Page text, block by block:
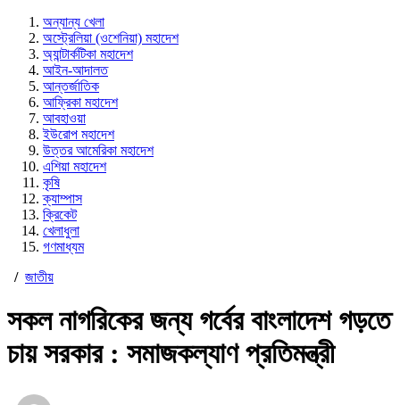
অন্যান্য খেলা
অস্ট্রেলিয়া (ওশেনিয়া) মহাদেশ
অ্যান্টার্কটিকা মহাদেশ
আইন-আদালত
আন্তর্জাতিক
আফ্রিকা মহাদেশ
আবহাওয়া
ইউরোপ মহাদেশ
উত্তর আমেরিকা মহাদেশ
এশিয়া মহাদেশ
কৃষি
ক্যাম্পাস
ক্রিকেট
খেলাধুলা
গণমাধ্যম
/ জাতীয়
সকল নাগরিকের জন্য গর্বের বাংলাদেশ গড়তে
চায় সরকার : সমাজকল্যাণ প্রতিমন্ত্রী